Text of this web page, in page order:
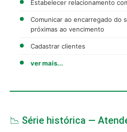
Estabelecer relacionamento
Comunicar ao encarregado do
próximas ao vencimento
Cadastrar clientes
ver mais...
📉 Série histórica —